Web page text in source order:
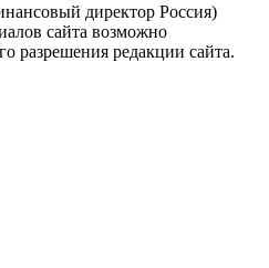
директор Россия)
сайта возможно
разрешения редакции сайта.